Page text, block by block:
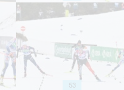
53